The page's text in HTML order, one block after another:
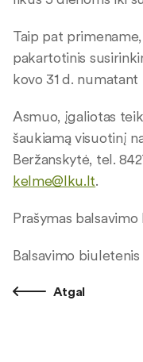
Taip pat
pakartotinis
kovo 31 d.
Asmuo, įgaliotas
šaukiamą visuotinį
Beržanskytė, tel.
kelme@lku.lt.
Prašymas
Balsavimo biuletenis
Atgal